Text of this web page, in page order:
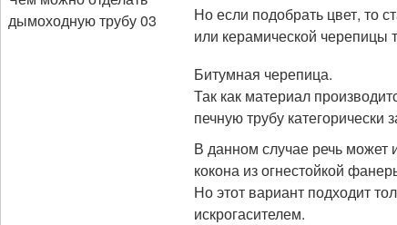
Но если подобрать цвет, то
или керамической черепицы
Битумная черепица.
Так как материал
печную трубу категорически
В данном случае речь может
кокона из огнестойкой
Но этот вариант подходит
искрогасителем.